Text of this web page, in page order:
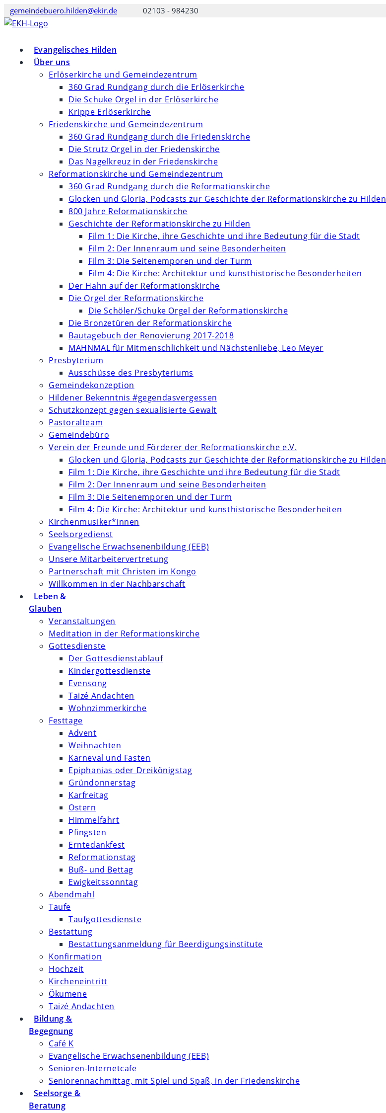
Zum
Inhalt
gemeindebuero.hilden@ekir.de 02103 - 984230
Evangelisches Hilden
Über uns
Erlöserkirche und Gemeindezentrum
360 Grad Rundgang durch die Erlöserkirche
Die Schuke Orgel in der Erlöserkirche
Krippe Erlöserkirche
Friedenskirche und Gemeindezentrum
360 Grad Rundgang durch die Friedenskirche
Die Strutz Orgel in der Friedenskirche
Das Nagelkreuz in der Friedenskirche
Reformationskirche und Gemeindezentrum
360 Grad Rundgang durch die Reformationskirche
Glocken und Gloria, Podcasts zur Geschichte der Reformationskirche zu Hilden
800 Jahre Reformationskirche
Geschichte der Reformationskirche zu Hilden
Film 1: Die Kirche, ihre Geschichte und ihre Bedeutung für die Stadt
Film 2: Der Innenraum und seine Besonderheiten
Film 3: Die Seitenemporen und der Turm
Film 4: Die Kirche: Architektur und kunsthistorische Besonderheiten
Der Hahn auf der Reformationskirche
Die Orgel der Reformationskirche
Die Schöler/Schuke Orgel der Reformationskirche
Die Bronzetüren der Reformationskirche
Bautagebuch der Renovierung 2017-2018
MAHNMAL für Mitmenschlichkeit und Nächstenliebe, Leo Meyer
Presbyterium
Ausschüsse des Presbyteriums
Gemeindekonzeption
Hildener Bekenntnis #gegendasvergessen
Schutzkonzept gegen sexualisierte Gewalt
Pastoralteam
Gemeindebüro
Verein der Freunde und Förderer der Reformationskirche e.V.
Glocken und Gloria, Podcasts zur Geschichte der Reformationskirche zu Hilden
Film 1: Die Kirche, ihre Geschichte und ihre Bedeutung für die Stadt
Film 2: Der Innenraum und seine Besonderheiten
Film 3: Die Seitenemporen und der Turm
Film 4: Die Kirche: Architektur und kunsthistorische Besonderheiten
Kirchenmusiker*innen
Seelsorgedienst
Evangelische Erwachsenenbildung (EEB)
Unsere Mitarbeitervertretung
Partnerschaft mit Christen im Kongo
Willkommen in der Nachbarschaft
Leben &
Glauben
Veranstaltungen
Meditation in der Reformationskirche
Gottesdienste
Der Gottesdienstablauf
Kindergottesdienste
Evensong
Taizé Andachten
Wohnzimmerkirche
Festtage
Advent
Weihnachten
Karneval und Fasten
Epiphanias oder Dreikönigstag
Gründonnerstag
Karfreitag
Ostern
Himmelfahrt
Pfingsten
Erntedankfest
Reformationstag
Buß- und Bettag
Ewigkeitssonntag
Abendmahl
Taufe
Taufgottesdienste
Bestattung
Bestattungsanmeldung für Beerdigungsinstitute
Konfirmation
Hochzeit
Kircheneintritt
Ökumene
Taizé Andachten
Bildung &
Begegnung
Café K
Evangelische Erwachsenenbildung (EEB)
Senioren-Internetcafe
Seniorennachmittag, mit Spiel und Spaß, in der Friedenskirche
Seelsorge &
Beratung